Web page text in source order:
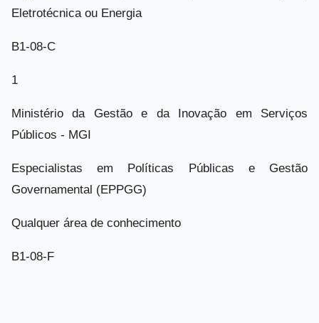
Eletrotécnica ou Energia
B1-08-C
1
Ministério da Gestão e da Inovação em Serviços
Públicos - MGI
Especialistas em Políticas Públicas e Gestão
Governamental (EPPGG)
Qualquer área de conhecimento
B1-08-F